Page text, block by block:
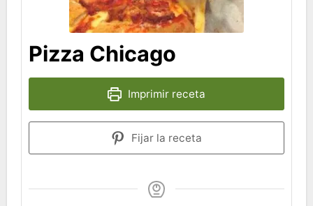
Pizza Chicago
Imprimir receta
Fijar la receta